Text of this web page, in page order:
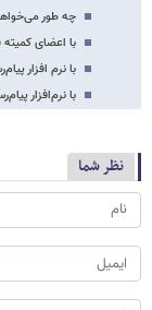
چه طور می‌خواهند لشگر 23 میلیون نفری کاربران
با اعضای
با نرم افزار
با نرم‌افزار
نظر شما